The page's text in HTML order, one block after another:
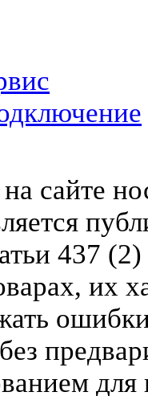
сайте
437
их
для